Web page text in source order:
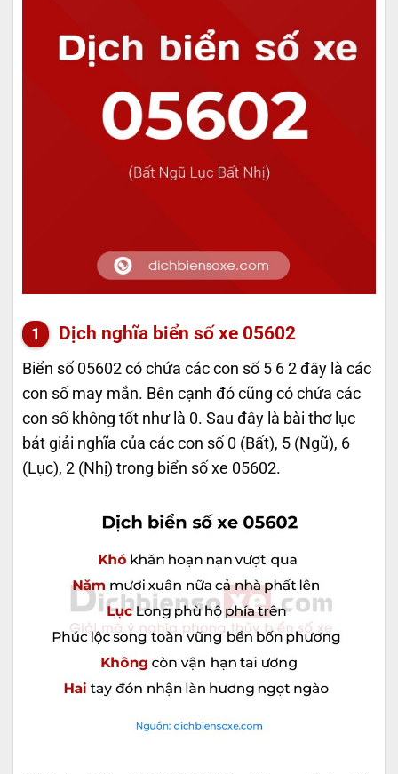
Dịch nghĩa biển số xe 05602
Biển số 05602 có chứa các con số 5 6 2 đây là các
con số may mắn. Bên cạnh đó cũng có chứa các
con số không tốt như là 0. Sau đây là bài thơ lục
bát giải nghĩa của các con số 0 (Bất), 5 (Ngũ), 6
(Lục), 2 (Nhị) trong biển số xe 05602.